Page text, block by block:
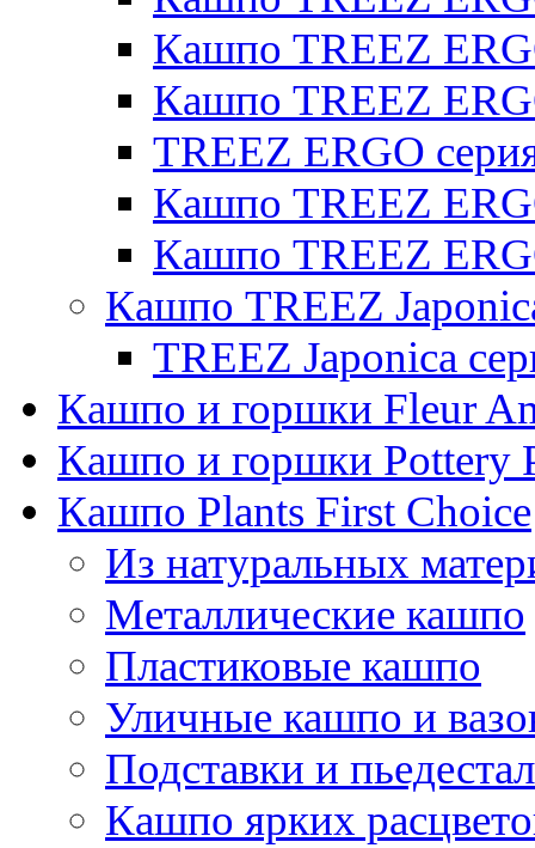
Кашпо TREEZ
Кашпо TREEZ
TREEZ ERGO
Кашпо TREEZ
Кашпо TREEZ
Кашпо TREEZ
TREEZ Japonica
Кашпо и горшки Fleur
Кашпо и горшки Pottery
Кашпо Plants First Choice
Из натуральных
Металлические кашпо
Пластиковые кашпо
Уличные кашпо и
Подставки и
Кашпо ярких